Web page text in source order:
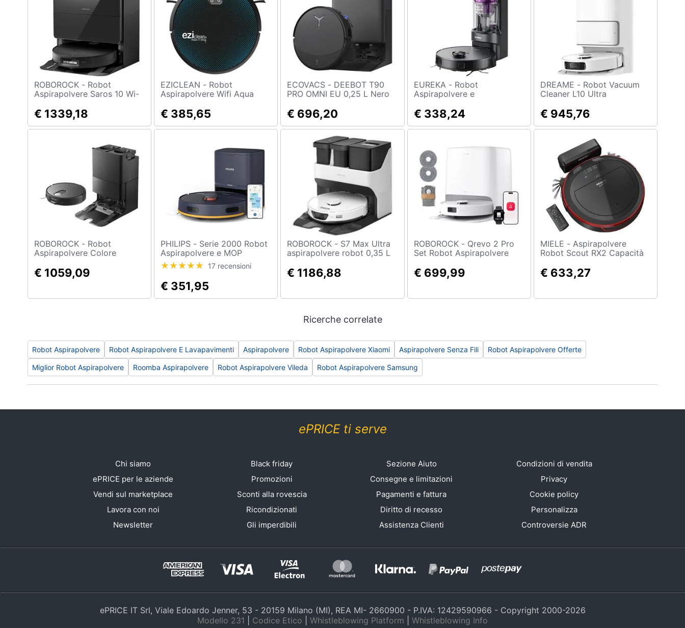
ROBOROCK - Robot
Aspirapolvere Saros 10 Wi-
Svuotamento Colore Nero
€ 1339,18
EZICLEAN - Robot
Aspirapolvere Wifi Aqua
/Blu
€ 385,65
ECOVACS - DEEBOT T90
PRO OMNI EU 0,25 L Nero
€ 696,20
EUREKA - Robot
Aspirapolvere e
Aspirazione 8000 Pa
Autonomia 180 min Colore
Nero
€ 338,24
DREAME - Robot Vacuum
Cleaner L10 Ultra
€ 945,76
ROBOROCK - Robot
Aspirapolvere Colore
€ 1059,09
PHILIPS - Serie 2000 Robot
Aspirapolvere e MOP
XU2100/10 con Wi -Fi
Colore Blu
17 recensioni
€ 351,95
ROBOROCK - S7 Max Ultra
aspirapolvere robot 0,35 L
€ 1186,88
ROBOROCK - Qrevo 2 Pro
Set Robot Aspirapolvere
Bianco | Panno Estensibile,
Antigroviglio, Autopulizia
Automatica dei Panni, Evita
€ 699,99
MIELE - Aspirapolvere
Robot Scout RX2 Capacità
€ 633,27
Ricerche correlate
Robot Aspirapolvere Robot Aspirapolvere E Lavapavimenti Aspirapolvere Robot Aspirapolvere Xiaomi Aspirapolvere Senza Fili Robot Aspirapolvere Offerte
Miglior Robot Aspirapolvere Roomba Aspirapolvere Robot Aspirapolvere Vileda Robot Aspirapolvere Samsung
ePRICE ti serve
Chi siamo
ePRICE per le aziende
Vendi sul marketplace
Lavora con noi
Newsletter
Black friday
Promozioni
Sconti alla rovescia
Ricondizionati
Gli imperdibili
Sezione Aiuto
Consegne e limitazioni
Pagamenti e fattura
Diritto di recesso
Assistenza Clienti
Condizioni di vendita
Privacy
Cookie policy
Personalizza
Controversie ADR
ePRICE IT Srl, Viale Edoardo Jenner, 53 - 20159 Milano (MI), REA MI- 2660900 - P.IVA: 12429590966 - Copyright 2000-2026
Modello 231
Codice Etico Whistleblowing Platform Whistleblowing Info